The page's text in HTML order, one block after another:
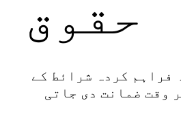
فراہم کردہ شرائط کے
وقت ضمانت دی جاتی
حقوق